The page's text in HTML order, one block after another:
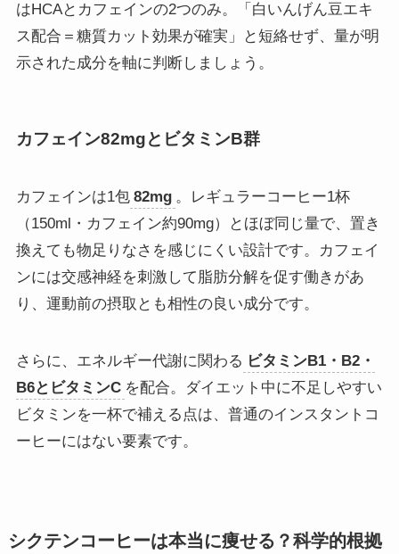
はHCAとカフェインの2つのみ。「白いんげん豆エキ
ス配合＝糖質カット効果が確実」と短絡せず、量が明
示された成分を軸に判断しましょう。
カフェイン82mgとビタミンB群
カフェインは1包 82mg 。レギュラーコーヒー1杯
（150ml・カフェイン約90mg）とほぼ同じ量で、置き
換えても物足りなさを感じにくい設計です。カフェイ
ンには交感神経を刺激して脂肪分解を促す働きがあ
り、運動前の摂取とも相性の良い成分です。
さらに、エネルギー代謝に関わる ビタミンB1・B2・
B6とビタミンC を配合。ダイエット中に不足しやすい
ビタミンを一杯で補える点は、普通のインスタントコ
ーヒーにはない要素です。
シクテンコーヒーは本当に痩せる？科学的根拠